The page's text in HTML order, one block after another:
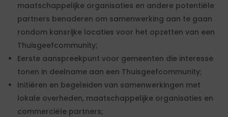
maatschappelijke organisaties en andere potentiële
partners benaderen om samenwerking aan te gaan
rondom kansrijke locaties voor het opzetten van een
Thuisgeefcommunity;
Eerste aanspreekpunt voor gemeenten die interesse
tonen in deelname aan een Thuisgeefcommunity;
Initiëren en begeleiden van samenwerkingen met
lokale overheden, maatschappelijke organisaties en
commerciële partners;